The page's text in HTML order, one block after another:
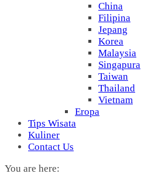
China
Filipina
Jepang
Korea
Malaysia
Singapura
Taiwan
Thailand
Vietnam
Eropa
Tips Wisata
Kuliner
Contact Us
You are here: